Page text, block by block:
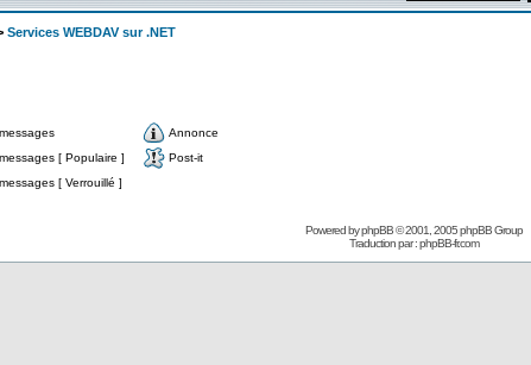
Services WEBDAV sur .NET
Annonce
[ Populaire ]
Post-it
[ Verrouillé ]
Powered byphpBB© 2001, 2005 phpBB Group
Traduction par :phpBB-fr.com